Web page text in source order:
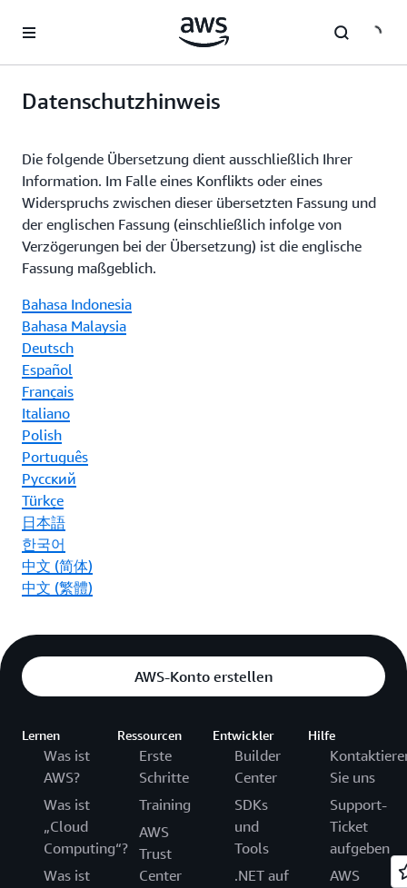
Überspringen zum Hauptinhalt
Datenschutzhinweis
Die folgende Übersetzung dient ausschließlich Ihrer
Information. Im Falle eines Konflikts oder eines
Widerspruchs zwischen dieser übersetzten Fassung und
der englischen Fassung (einschließlich infolge von
Verzögerungen bei der Übersetzung) ist die englische
Fassung maßgeblich.
Bahasa Indonesia
Bahasa Malaysia
Deutsch
Español
Français
Italiano
Polish
Português
Ρусский
Türkçe
日本語
한국어
中文 (简体)
中文 (繁體)
AWS-Konto erstellen
Lernen
Was ist
AWS?
Was ist
„Cloud
Computing“?
Was ist
Ressourcen
Erste
Schritte
Training
AWS
Trust
Center
Entwickler
Builder
Center
SDKs
und
Tools
.NET auf
Hilfe
Sie uns
Support-
Ticket
aufgeben
AWS